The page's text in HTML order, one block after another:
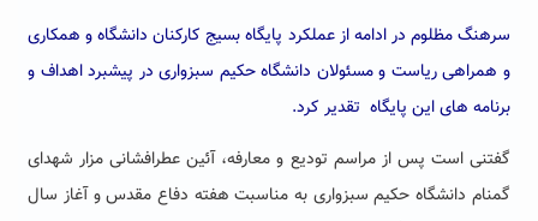
سرهنگ مظلوم در ادامه از عملکرد پایگاه بسیج کارکنان دانشگاه و همکاری
و همراهی ریاست و مسئولان دانشگاه حکیم سبزواری در پیشبرد اهداف و
برنامه های این پایگاه تقدیر کرد.
گفتنی است پس از مراسم تودیع و معارفه، آئین عطرافشانی مزار شهدای
گمنام دانشگاه حکیم سبزواری به مناسبت هفته دفاع مقدس و آغاز سال